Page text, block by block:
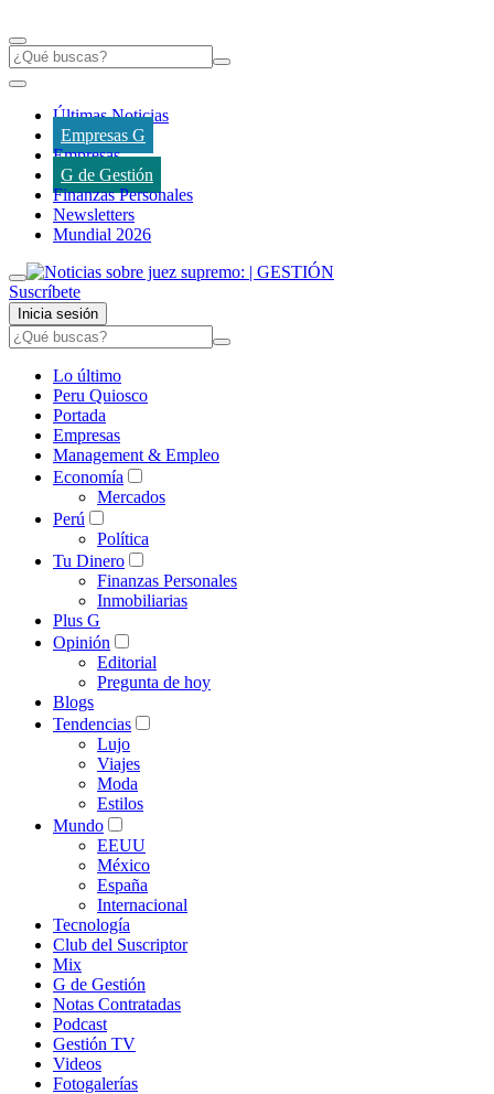
Últimas Noticias
Empresas G
Empresas
G de Gestión
Finanzas Personales
Newsletters
Mundial 2026
Suscríbete
Inicia sesión
Lo último
Peru Quiosco
Portada
Empresas
Management & Empleo
Economía
Mercados
Perú
Política
Tu Dinero
Finanzas Personales
Inmobiliarias
Plus G
Opinión
Editorial
Pregunta de hoy
Blogs
Tendencias
Lujo
Viajes
Moda
Estilos
Mundo
EEUU
México
España
Internacional
Tecnología
Club del Suscriptor
Mix
G de Gestión
Notas Contratadas
Podcast
Gestión TV
Videos
Fotogalerías